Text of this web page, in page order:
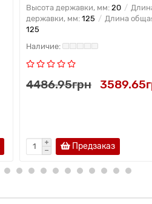
Высота державки, мм: 20
державки, мм: 125
Длина
125
4486.95грн
Предзаказ